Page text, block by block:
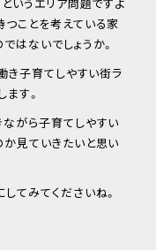
ことを考えている家
はないでしょうか。
き子育てしやすい街ラ
す。
がら子育てしやすい
見ていきたいと思い
てみてくださいね。